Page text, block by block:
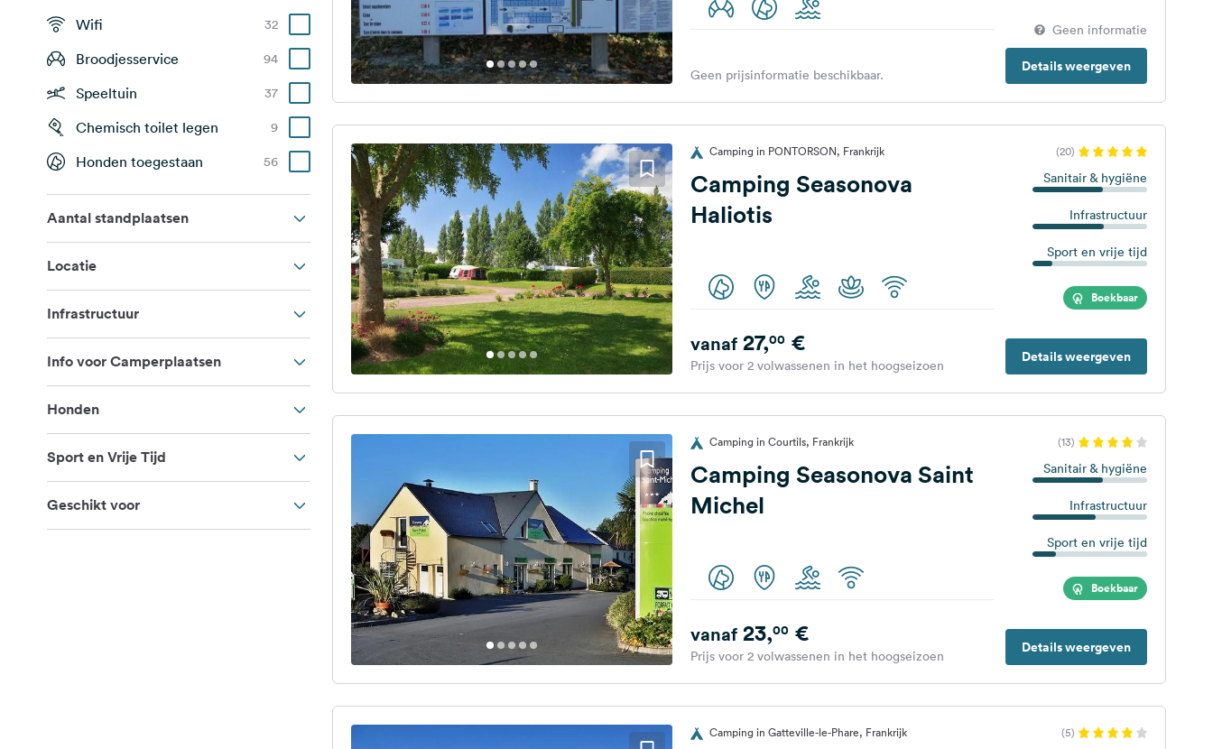
Wifi 32
Broodjesservice 94
Speeltuin 37
Chemisch toilet legen 9
Honden toegestaan 56
Aantal standplaatsen
Locatie
Infrastructuur
Info voor Camperplaatsen
Honden
Sport en Vrije Tijd
Geschikt voor
Geen informatie
Details weergeven
Geen prijsinformatie beschikbaar.
Camping in PONTORSON, Frankrijk (20)
Camping Seasonova
Haliotis
Sanitair & hygiëne
Infrastructuur
Sport en vrije tijd
Boekbaar
Details weergeven
vanaf27,00€
Prijs voor 2 volwassenen in het hoogseizoen
Camping in Courtils, Frankrijk (13)
Camping Seasonova Saint
Michel
Sanitair & hygiëne
Infrastructuur
Sport en vrije tijd
Boekbaar
Details weergeven
vanaf23,00€
Prijs voor 2 volwassenen in het hoogseizoen
Camping in Gatteville-le-Phare, Frankrijk (5)